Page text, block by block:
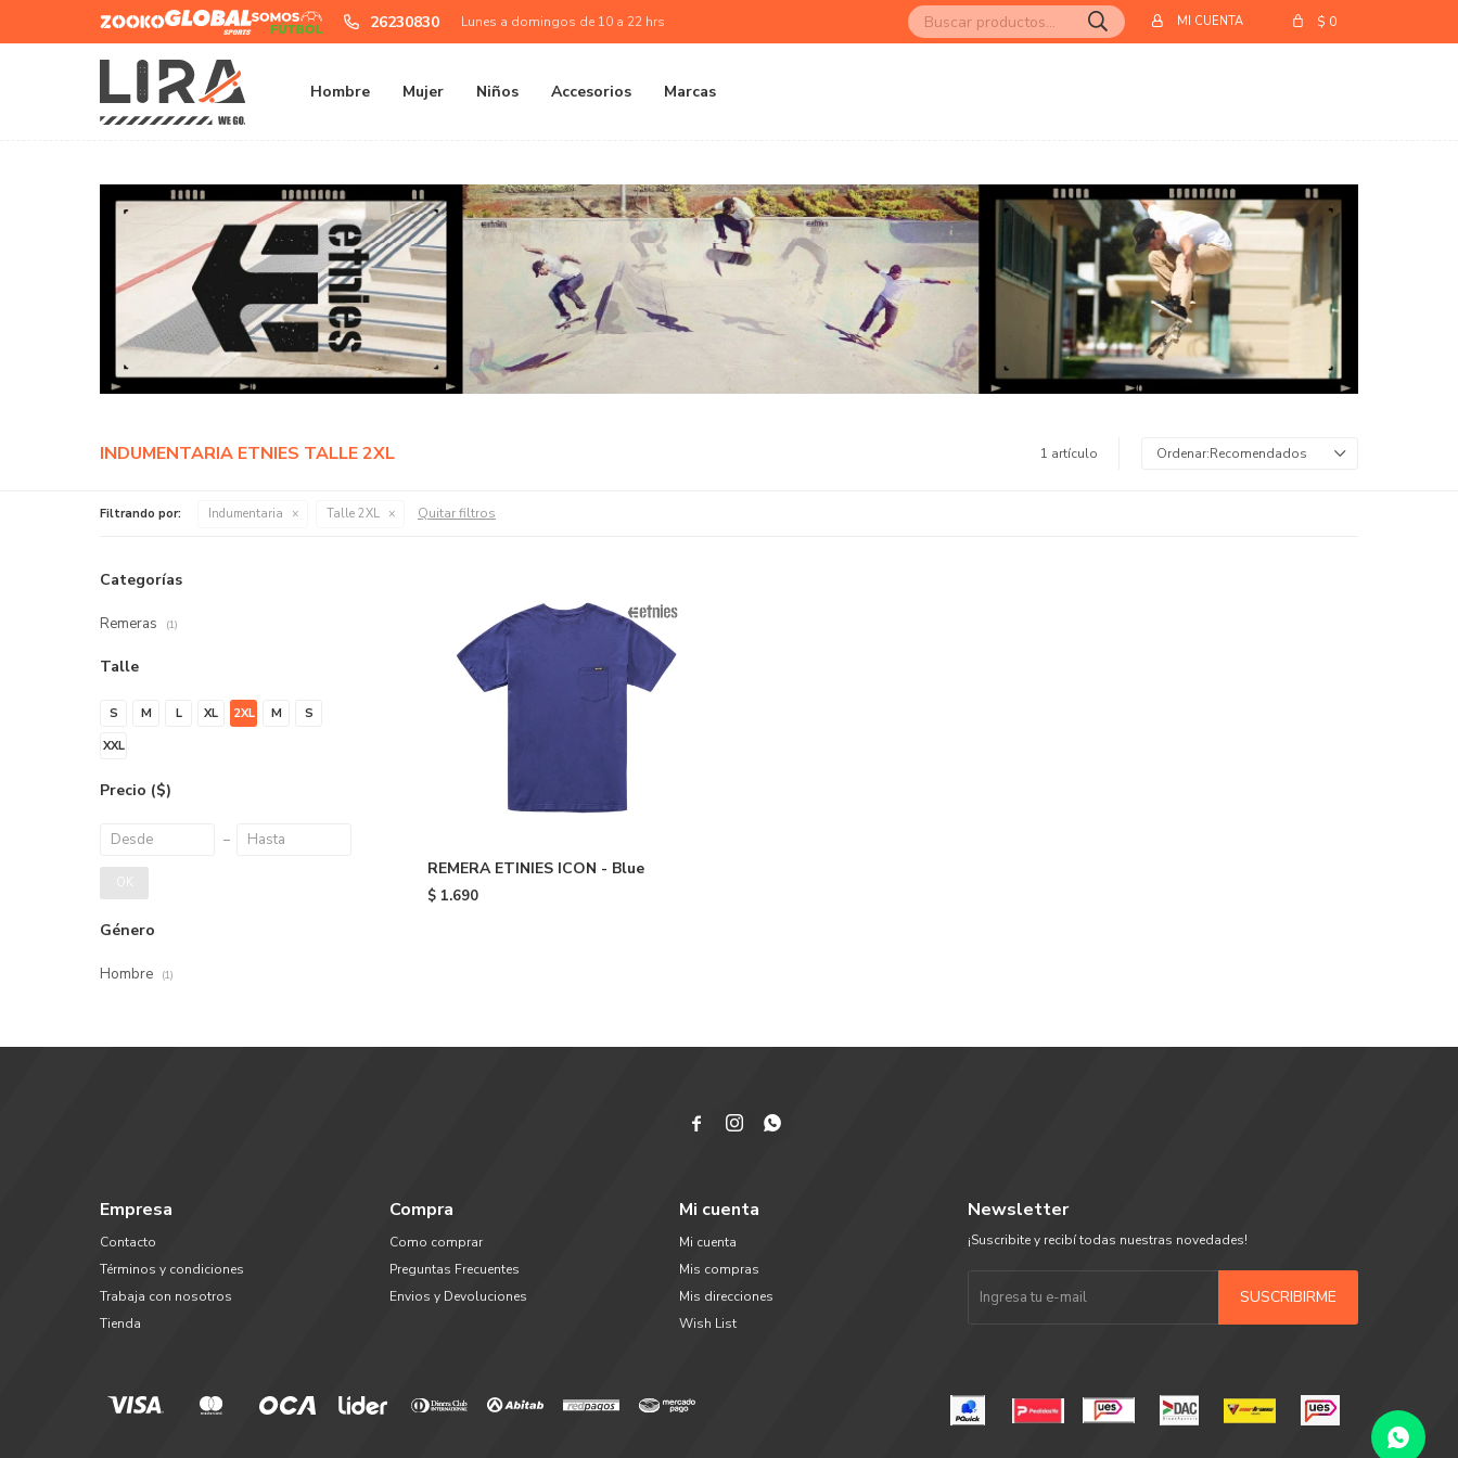
Hombre Mujer Niños Accesorios Marcas
$ 0
Futbol
26230830 Lunes a domingos de 10 a 22 hrs
INDUMENTARIA ETNIES TALLE 2XL 1 artículo Recomendados
Filtrando por: Indumentaria Talle 2XL Quitar filtros
REMERA ETINIES ICON - Blue
$ 1.690
Categorías
Remeras (1)
Talle
S M L XL 2XL M
S
XXL
Precio ($)
OK
Género
Hombre (1)
Empresa
Contacto
Términos y condiciones
Trabaja con nosotros
Tienda
Compra
Como comprar
Preguntas Frecuentes
Envios y Devoluciones
Mi cuenta
Mi cuenta
Mis compras
Mis direcciones
Wish List
  
Newsletter
¡Suscribite y recibí todas nuestras novedades!
SUSCRIBIRME